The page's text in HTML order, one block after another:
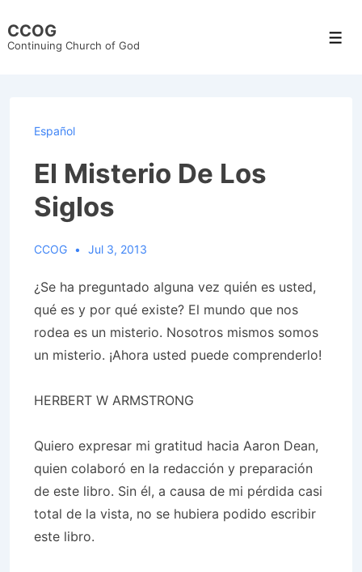
Skip
CCOG
Continuing Church of God
Español
El Misterio De Los
Siglos
CCOG Jul 3, 2013
¿Se ha preguntado alguna vez quién es usted,
qué es y por qué existe? El mundo que nos
rodea es un misterio. Nosotros mismos somos
un misterio. ¡Ahora usted puede comprenderlo!
HERBERT W ARMSTRONG
Quiero expresar mi gratitud hacia Aaron Dean,
quien colaboró en la redacción y preparación
de este libro. Sin él, a causa de mi pérdida casi
total de la vista, no se hubiera podido escribir
este libro.